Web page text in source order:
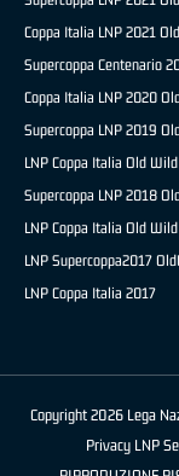
Coppa Italia LNP 2021
Supercoppa Centenario
Coppa Italia LNP 2020
Supercoppa LNP 2019
LNP Coppa Italia Old
Supercoppa LNP 2018
LNP Coppa Italia Old
LNP Supercoppa2017
LNP Coppa Italia 2017
Copyright 2026 Lega
Privacy LNP